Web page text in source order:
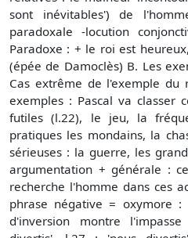
sont inévitables') de
paradoxale -locution
Paradoxe : + le roi est
(épée de Damoclès) B. Les
Cas extrême de l'exemple du
exemples : Pascal va classer
futiles (l.22), le jeu, la
pratiques les mondains, la
sérieuses : la guerre, les
argumentation + générale :
recherche l'homme dans ces
phrase négative = oxymore
d'inversion montre